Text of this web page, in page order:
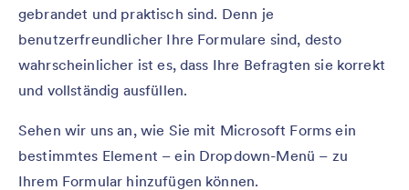
gebrandet und praktisch sind. Denn je
benutzerfreundlicher Ihre Formulare sind, desto
wahrscheinlicher ist es, dass Ihre Befragten sie korrekt
und vollständig ausfüllen.
Sehen wir uns an, wie Sie mit Microsoft Forms ein
bestimmtes Element – ein Dropdown-Menü – zu
Ihrem Formular hinzufügen können.